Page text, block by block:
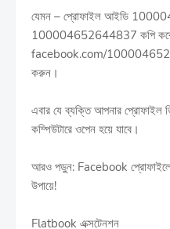
যেমন – প্রোফাইল আইডি
100004652644837 কপি করে
facebook.com/
করুন।
এবার যে ব্যক্তি আপনার প্রোফাইল
কম্পিউটারে ওপেন হয়ে যাবে।
আরও পড়ুন: Facebook প্রোফাইলে
উপায়ে!
Flatbook এক্সটেনশন